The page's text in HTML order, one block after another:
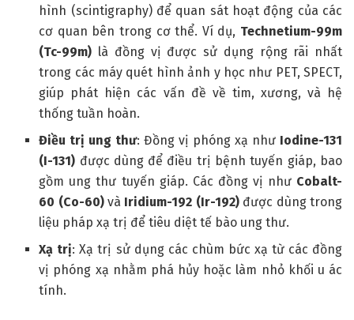
hình (scintigraphy) để quan sát hoạt động của các
cơ quan bên trong cơ thể. Ví dụ, Technetium-99m
(Tc-99m) là đồng vị được sử dụng rộng rãi nhất
trong các máy quét hình ảnh y học như PET, SPECT,
giúp phát hiện các vấn đề về tim, xương, và hệ
thống tuần hoàn.
Điều trị ung thư: Đồng vị phóng xạ như Iodine-131
(I-131) được dùng để điều trị bệnh tuyến giáp, bao
gồm ung thư tuyến giáp. Các đồng vị như Cobalt-
60 (Co-60)và Iridium-192 (Ir-192)được dùng trong
liệu pháp xạ trị để tiêu diệt tế bào ung thư.
Xạ trị: Xạ trị sử dụng các chùm bức xạ từ các đồng
vị phóng xạ nhằm phá hủy hoặc làm nhỏ khối u ác
tính.